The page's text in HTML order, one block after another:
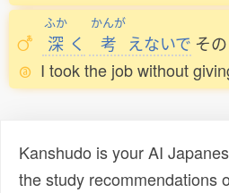
ふか
深 く
かんが
考 えないで その
I took the job without
Kanshudo is your AI
the study recommendations